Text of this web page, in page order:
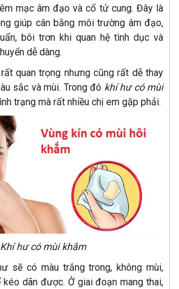
mạc âm đạo và cổ tử cung. Đây là
giúp cân bằng môi trường âm đạo,
bôi trơn khi quan hệ tình dục và
dễ dàng.
quan trọng nhưng cũng rất dễ thay
sắc và mùi. Trong đó khí hư có mùi
trạng mà rất nhiều chị em gặp phải.
Khí hư có mùi khắm
sẽ có màu trắng trong, không mùi,
kéo dãn được. Ở giai đoạn mang thai,